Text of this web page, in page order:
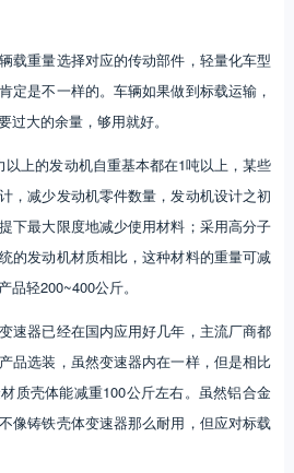
载重量选择对应的传动部件，轻量化车型
定是不一样的。车辆如果做到标载运输，
大的余量，够用就好。
以上的发动机自重基本都在1吨以上，某些
，减少发动机零件数量，发动机设计之初
下最大限度地减少使用材料；采用高分子
的发动机材质相比，这种材料的重量可减
轻200~400公斤。
速器已经在国内应用好几年，主流厂商都
品选装，虽然变速器内在一样，但是相比
质壳体能减重100公斤左右。虽然铝合金
像铸铁壳体变速器那么耐用，但应对标载